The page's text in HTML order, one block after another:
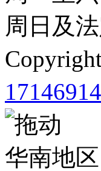
周日及
华南地